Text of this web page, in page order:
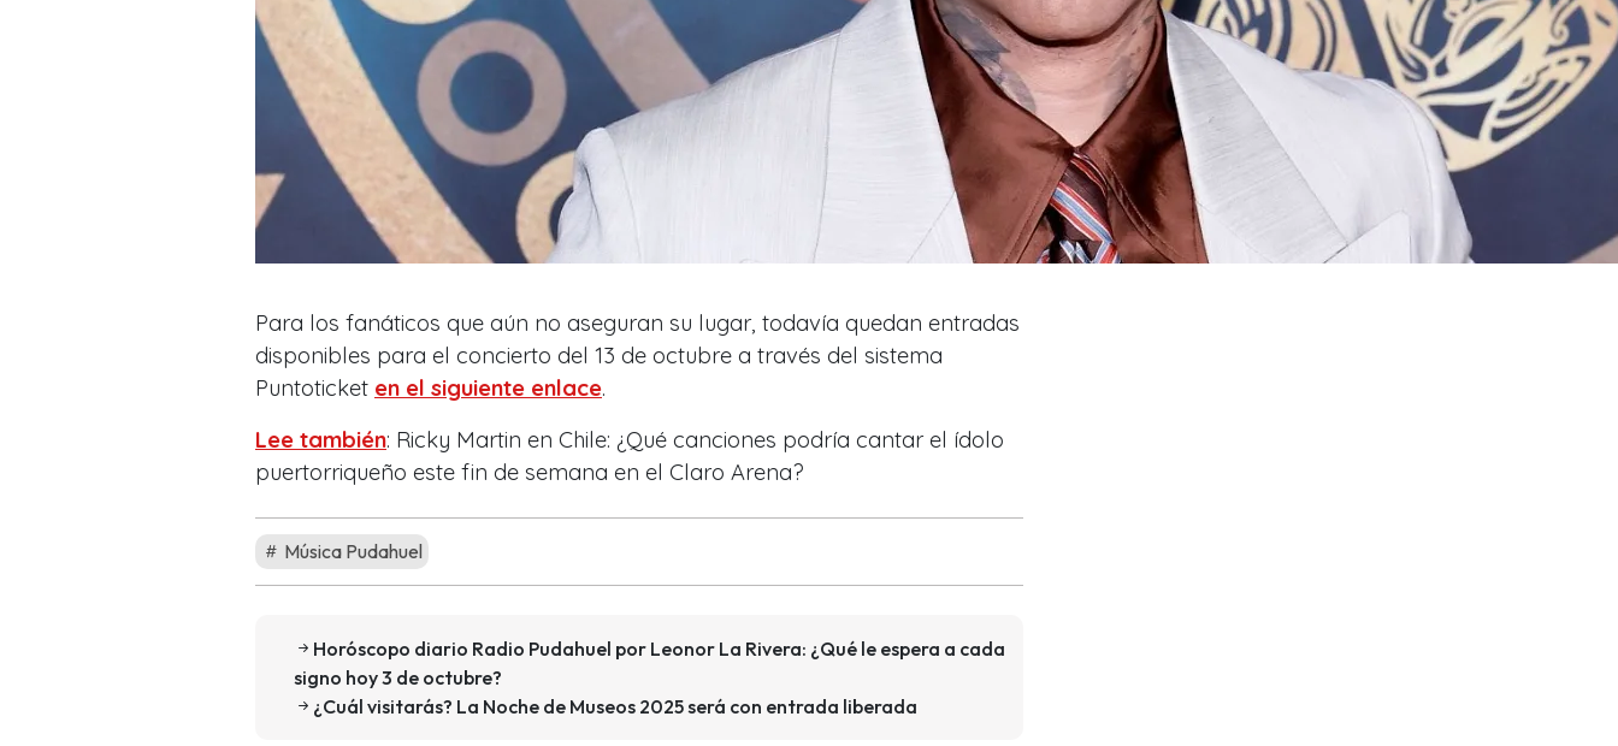
Para los fanáticos que aún no aseguran su lugar, todavía quedan entradas
disponibles para el concierto del 13 de octubre a través del sistema
Puntoticket en el siguiente enlace.
Lee también: Ricky Martin en Chile: ¿Qué canciones podría cantar el ídolo
puertorriqueño este fin de semana en el Claro Arena?
Música Pudahuel
Horóscopo diario Radio Pudahuel por Leonor La Rivera: ¿Qué le espera a cada
signo hoy 3 de octubre?
¿Cuál visitarás? La Noche de Museos 2025 será con entrada liberada